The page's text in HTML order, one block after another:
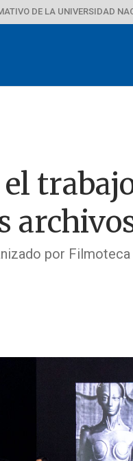
DE LA UNIVERSIDAD
por Filmoteca